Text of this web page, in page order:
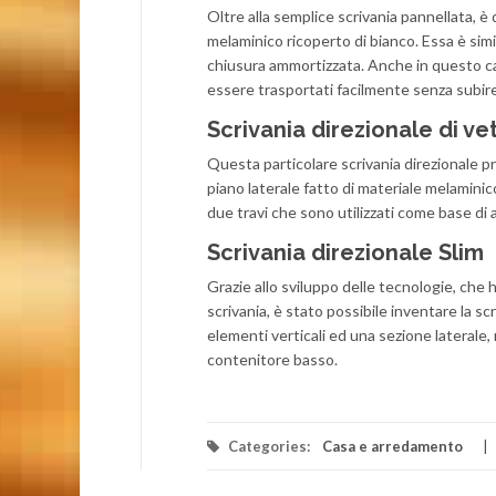
Oltre alla semplice scrivania pannellata,
melaminico ricoperto di bianco. Essa è
chiusura ammortizzata. Anche in questo
essere trasportati facilmente senza
Scrivania direzionale di
Questa particolare scrivania direzionale
piano laterale fatto di materiale
due travi che sono utilizzati come base
Scrivania direzionale Slim
Grazie allo sviluppo delle tecnologie,
scrivania, è stato possibile inventare la
elementi verticali ed una sezione
contenitore basso.
Categories: Casa e arredamento